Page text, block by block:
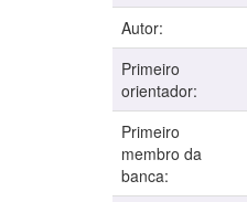
Autor:
Primeiro
orientador:
Primeiro
membro da
banca: